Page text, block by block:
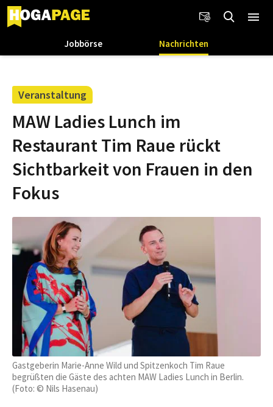
Jobbörse Nachrichten
Veranstaltung
MAW Ladies Lunch im
Restaurant Tim Raue rückt
Sichtbarkeit von Frauen in den
Fokus
Gastgeberin Marie-Anne Wild und Spitzenkoch Tim Raue
begrüßten die Gäste des achten MAW Ladies Lunch in Berlin.
(Foto: © Nils Hasenau)